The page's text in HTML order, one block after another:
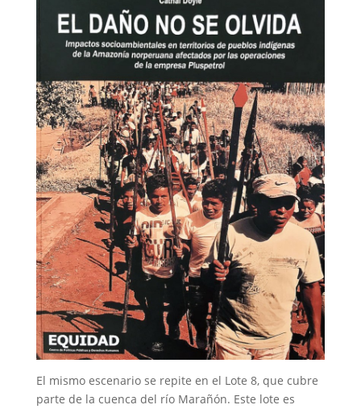
El mismo escenario se repite en el Lote 8, que cubre
parte de la cuenca del río Marañón. Este lote es